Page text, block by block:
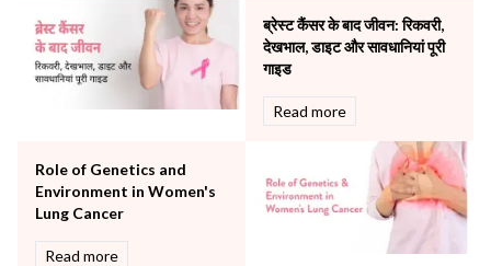
The Breast Centre
The Oncology Centre
Urology
Vascular
ब्रेस्ट कैंसर के बाद जीवन: रिकवरी,
देखभाल, डाइट और सावधानियां पूरी
गाइड
Read more
Role of Genetics and
Environment in Women's
Lung Cancer
Read more